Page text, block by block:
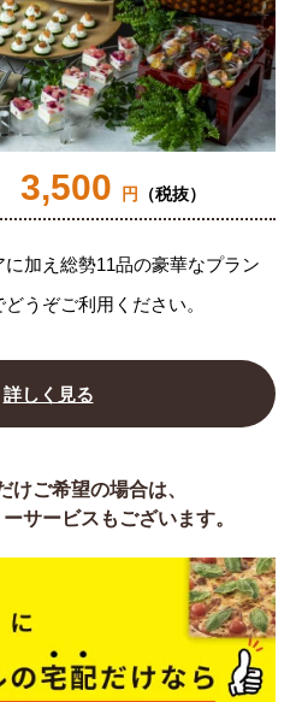
3,500 円 （税抜）
加え総勢11品の豪華なプラン
うぞご利用ください。
詳しく見る
けご希望の場合は、
サービスもございます。